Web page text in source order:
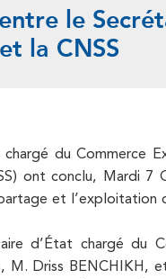
le
la CNSS
chargé du Commerce
ont conclu, Mardi
et l’exploitation
d’État chargé du
M. Driss BENCHIKH,